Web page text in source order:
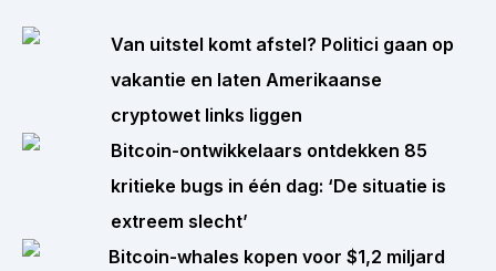
Van uitstel komt afstel? Politici gaan op
vakantie en laten Amerikaanse
cryptowet links liggen
Bitcoin-ontwikkelaars ontdekken 85
kritieke bugs in één dag: ‘De situatie is
extreem slecht’
Bitcoin-whales kopen voor $1,2 miljard